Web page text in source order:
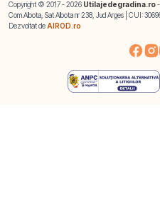
Copyright © 2017 - 2026 Utilajedegradina.ro
Com.Albota, Sat Albota nr 238, Jud Arges | CUI:
Dezvoltat de AIROD.ro